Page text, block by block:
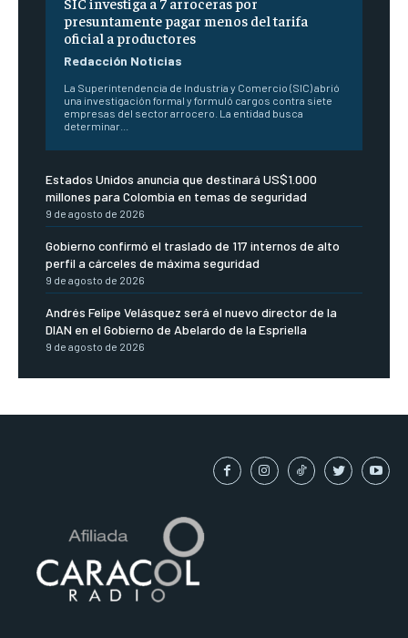
presuntamente pagar menos del tarifa
oficial a productores
Redacción Noticias
La Superintendencia de Industria y Comercio (SIC) abrió
una investigación formal y formuló cargos contra siete
empresas del sector arrocero. La entidad busca
determinar...
Estados Unidos anuncia que destinará US$1.000
millones para Colombia en temas de seguridad
9 de agosto de 2026
Gobierno confirmó el traslado de 117 internos de alto
perfil a cárceles de máxima seguridad
9 de agosto de 2026
Andrés Felipe Velásquez será el nuevo director de la
DIAN en el Gobierno de Abelardo de la Espriella
9 de agosto de 2026